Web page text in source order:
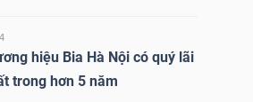
hiệu Bia Hà Nội có quý lãi
trong hơn 5 năm